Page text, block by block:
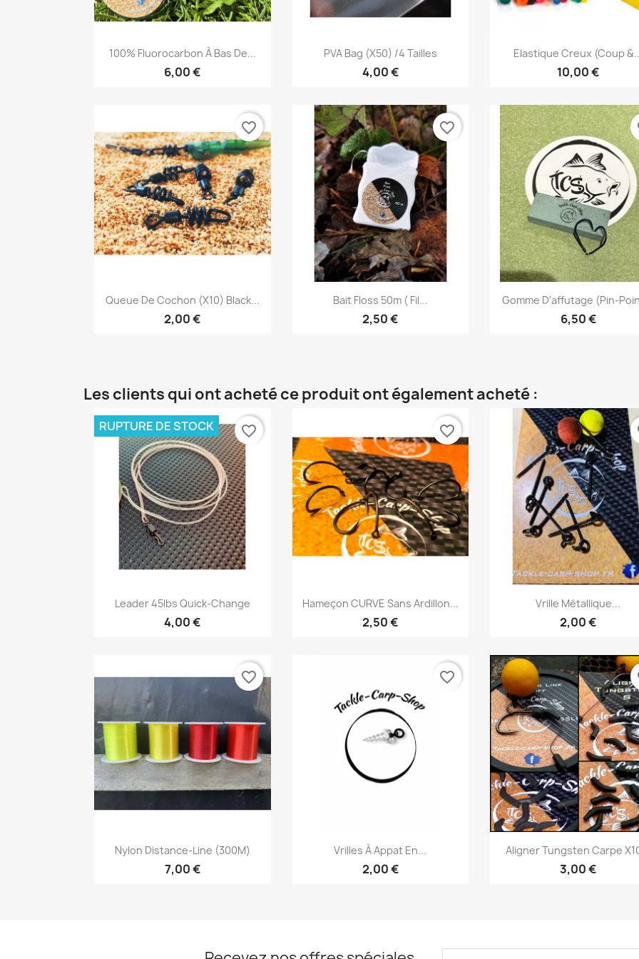
Aperçu rapide
100% Fluorocarbon À Bas De...
6,00 €
Aperçu rapide
PVA Bag (X50) /4 Tailles
4,00 €
Aperçu rapide
Elastique Creux (coup
10,00 €
Aperçu rapide
Queue De Cochon (x10) Black...
2,00 €
favorite_border
Aperçu rapide
Bait Floss 50m ( Fil...
2,50 €
favorite_border
Aperçu rapide
Gomme D'affutage (pin-
6,50 €
Les clients qui ont acheté ce produit ont également acheté :
Aperçu rapide
Leader 45lbs Quick-Change
4,00 €
RUPTURE DE STOCK favorite_border
Aperçu rapide
Hameçon CURVE Sans Ardillon...
2,50 €
favorite_border
Aperçu rapide
Vrille Métallique...
2,00 €
Aperçu rapide
Nylon Distance-Line (300M)
7,00 €
favorite_border
Aperçu rapide
Vrilles À Appat En...
2,00 €
favorite_border
Aperçu rapide
Aligner Tungsten Carpe
3,00 €